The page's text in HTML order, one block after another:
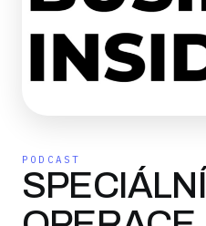
PODCAST
SPECIÁLNÍ